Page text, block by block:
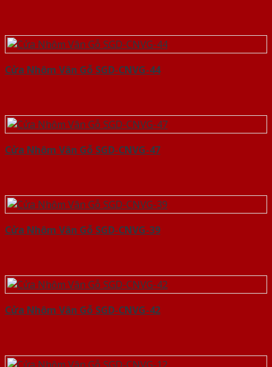
Cửa Nhôm Vân Gỗ SGD-CNVG-44
Cửa Nhôm Vân Gỗ SGD-CNVG-47
Cửa Nhôm Vân Gỗ SGD-CNVG-39
Cửa Nhôm Vân Gỗ SGD-CNVG-42